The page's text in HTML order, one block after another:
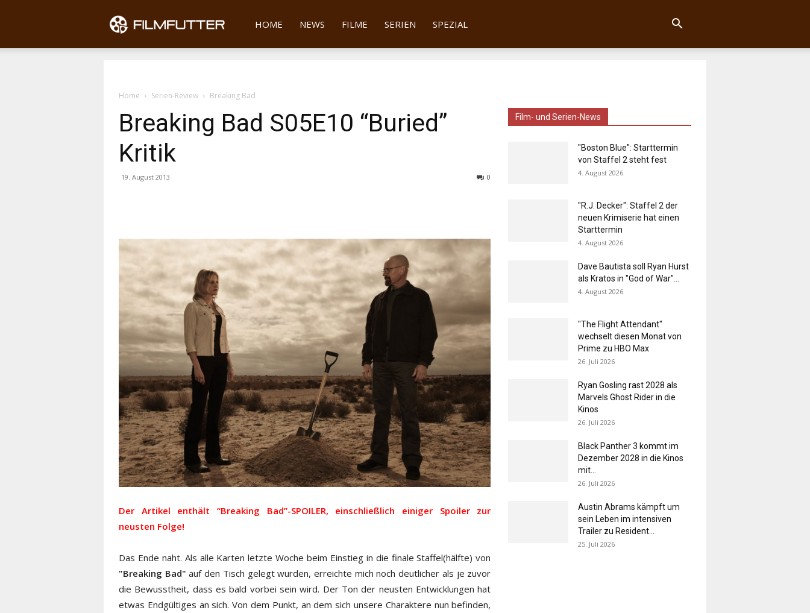
Filmfutter
HOME NEWS FILME SERIEN SPEZIAL
Home Serien-Review Breaking Bad
Breaking Bad S05E10 “Buried”
Kritik
19. August 2013 0
Der Artikel enthält “Breaking Bad”-SPOILER, einschließlich einiger Spoiler zur
neusten Folge!
Das Ende naht. Als alle Karten letzte Woche beim Einstieg in die finale Staffel(hälfte) von
"Breaking Bad" auf den Tisch gelegt wurden, erreichte mich noch deutlicher als je zuvor
die Bewusstheit, dass es bald vorbei sein wird. Der Ton der neusten Entwicklungen hat
etwas Endgültiges an sich. Von dem Punkt, an dem sich unsere Charaktere nun befinden,
Film- und Serien-News
"Boston Blue": Starttermin
von Staffel 2 steht fest
4. August 2026
"R.J. Decker": Staffel 2 der
neuen Krimiserie hat einen
Starttermin
4. August 2026
Dave Bautista soll Ryan Hurst
als Kratos in "God of War"...
4. August 2026
"The Flight Attendant"
wechselt diesen Monat von
Prime zu HBO Max
26. Juli 2026
Ryan Gosling rast 2028 als
Marvels Ghost Rider in die
Kinos
26. Juli 2026
Black Panther 3 kommt im
Dezember 2028 in die Kinos
mit...
26. Juli 2026
Austin Abrams kämpft um
sein Leben im intensiven
Trailer zu Resident...
25. Juli 2026